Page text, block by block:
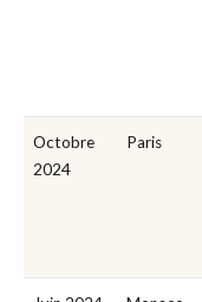
Octobre
2024
Paris